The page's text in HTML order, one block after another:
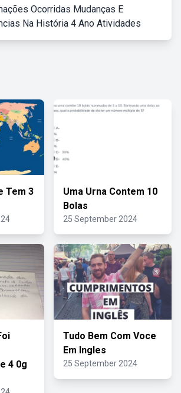
Ocorridas Mudanças E
Na História 4 Ano Atividades
Tem 3
Uma Urna Contem 10
Bolas
25 September 2024
4 0g
Tudo Bem Com Voce
Em Ingles
25 September 2024